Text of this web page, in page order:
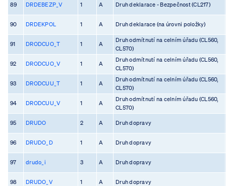
89 DRDEBEZP_V 1 A Druh deklarace - Bezpečnost (CL217)
90 DRDEKPOL 1 A Druh deklarace (na úrovni položky)
91 DRODCUO_T 1 A
Druh odmítnutí na celním úřadu (CL560,
CL570)
92 DRODCUO_V 1 A
Druh odmítnutí na celním úřadu (CL560,
CL570)
93 DRODCUU_T 1 A
Druh odmítnutí na celním úřadu (CL560,
CL570)
94 DRODCUU_V 1 A
Druh odmítnutí na celním úřadu (CL560,
CL570)
95 DRUDO 2 A Druh dopravy
96 DRUDO_D 1 A Druh dopravy
97 drudo_i 3 A Druh dopravy
98 DRUDO_V 1 A Druh dopravy